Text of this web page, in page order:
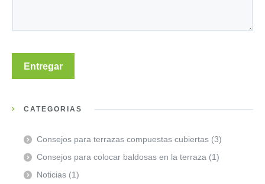
CATEGORÍAS
Consejos para terrazas compuestas cubiertas (3)
Consejos para colocar baldosas en la terraza (1)
Noticias (1)